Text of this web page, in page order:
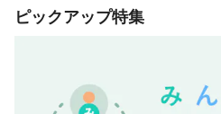
ピックアップ特集